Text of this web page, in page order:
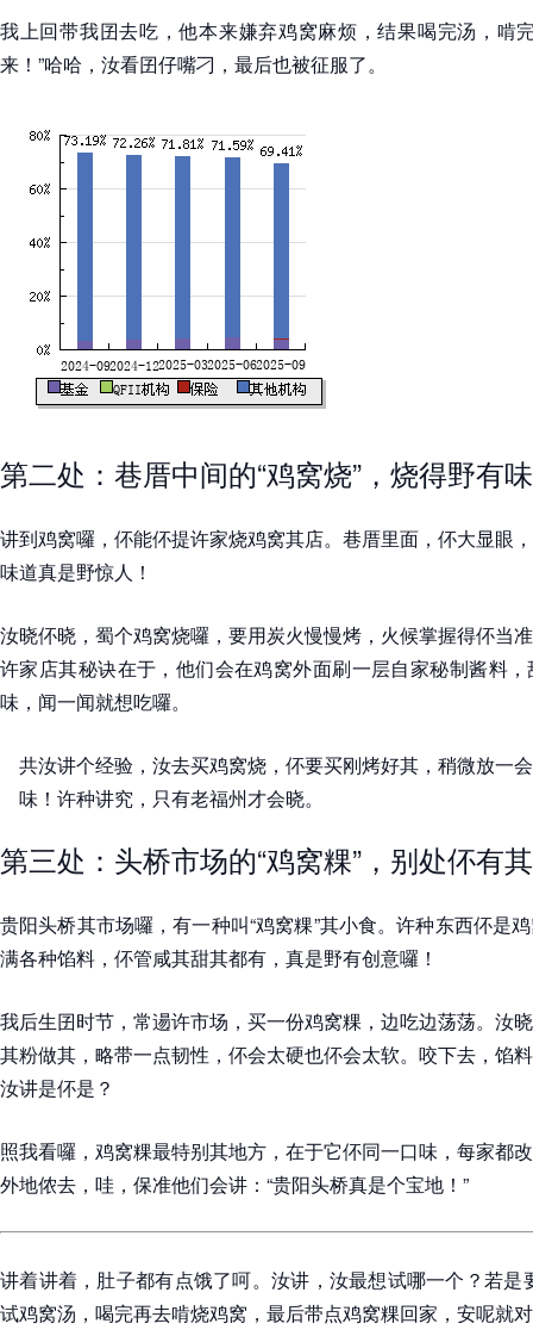
我上回带我囝去吃，他本来嫌弃鸡窝麻烦，结果喝完汤，啃
来！”哈哈，汝看囝仔嘴刁，最后也被征服了。
第二处：巷厝中间的“鸡窝烧”，烧得野有味
讲到鸡窝囉，伓能伓提许家烧鸡窝其店。巷厝里面，伓大显眼
味道真是野惊人！
汝晓伓晓，蜀个鸡窝烧囉，要用炭火慢慢烤，火候掌握得伓当
许家店其秘诀在于，他们会在鸡窝外面刷一层自家秘制酱料
味，闻一闻就想吃囉。
共汝讲个经验，汝去买鸡窝烧，伓要买刚烤好其，稍微放一
味！许种讲究，只有老福州才会晓。
第三处：头桥市场的“鸡窝粿”，别处伓有
贵阳头桥其市场囉，有一种叫“鸡窝粿”其小食。许种东西伓是
满各种馅料，伓管咸其甜其都有，真是野有创意囉！
我后生囝时节，常逿许市场，买一份鸡窝粿，边吃边荡荡。汝
其粉做其，略带一点韧性，伓会太硬也伓会太软。咬下去，馅
汝讲是伓是？
照我看囉，鸡窝粿最特别其地方，在于它伓同一口味，每家都
外地侬去，哇，保准他们会讲：“贵阳头桥真是个宝地！”
讲着讲着，肚子都有点饿了呵。汝讲，汝最想试哪一个？若是
试鸡窝汤，喝完再去啃烧鸡窝，最后带点鸡窝粿回家，安呢就